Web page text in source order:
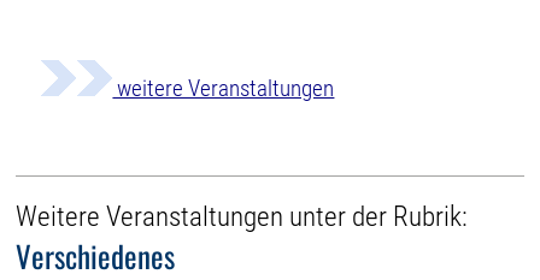
weitere Veranstaltungen
Weitere Veranstaltungen unter der Rubrik:
Verschiedenes